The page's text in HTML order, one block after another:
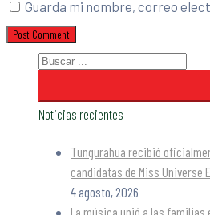
Guarda mi nombre, correo
Noticias recientes
Tungurahua recibió
candidatas de Miss Universe
4 agosto, 2026